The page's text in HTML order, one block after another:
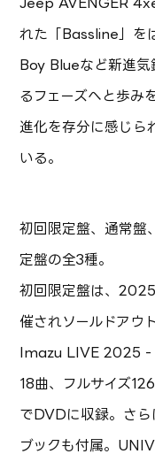
れた「Bassline」を
Boy Blueなど新進気
るフェーズへと歩み
進化を存分に感じら
いる。
初回限定盤、通常
定盤の全3種。
初回限定盤は、2025
催されソールドアウ
Imazu LIVE 2025 -
18曲、フルサイズ
でDVDに収録。さ
ブックも付属。